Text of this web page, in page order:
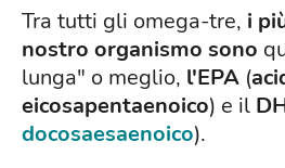
Tra tutti gli omega-tre, i
nostro organismo sono
lunga" o meglio, l'EPA (
eicosapentaenoico) e il
docosaesaenoico).